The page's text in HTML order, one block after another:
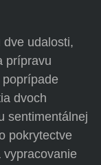
udalosti,
prípravu
poprípade
dvoch
sentimentálnej
pokrytectve
vypracovanie